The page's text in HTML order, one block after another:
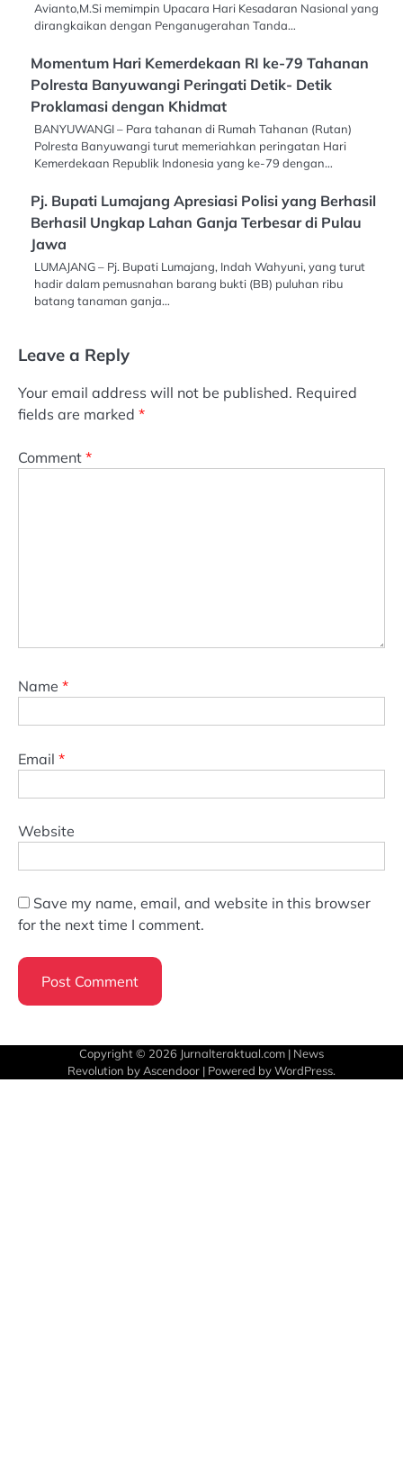
Avianto,M.Si memimpin Upacara Hari Kesadaran Nasional yang
dirangkaikan dengan Penganugerahan Tanda…
Momentum Hari Kemerdekaan RI ke-79 Tahanan
Polresta Banyuwangi Peringati Detik- Detik
Proklamasi dengan Khidmat
BANYUWANGI – Para tahanan di Rumah Tahanan (Rutan)
Polresta Banyuwangi turut memeriahkan peringatan Hari
Kemerdekaan Republik Indonesia yang ke-79 dengan…
Pj. Bupati Lumajang Apresiasi Polisi yang Berhasil
Berhasil Ungkap Lahan Ganja Terbesar di Pulau
Jawa
LUMAJANG – Pj. Bupati Lumajang, Indah Wahyuni, yang turut
hadir dalam pemusnahan barang bukti (BB) puluhan ribu
batang tanaman ganja…
Leave a Reply
Your email address will not be published. Required
fields are marked *
Comment *
Name *
Email *
Website
Save my name, email, and website in this browser
for the next time I comment.
Copyright © 2026 Jurnalteraktual.com | News
Revolution by Ascendoor | Powered byWordPress.